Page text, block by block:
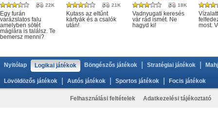
22K
Egy furán
varázslatos falu
amelyben sötét
mágiára is találsz. Te
bemersz menni?
21K
Kutass az eltűnt
kártyák és a csalók
után!
18K
Vadnyugati keresés
vár rád ismét. Ne
hagyd ki!
most.
Nyitólap Logikai játékok Böngészős játékok Stratégiai játékok
Lövöldözős játékok Autós játékok Sportos játékok Focis játékok
Felhasználási feltételek Adatkezelési tájékoztató